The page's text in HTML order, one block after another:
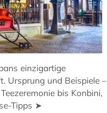
einzigartige
Ursprung und Beispiele –
bis Konbini,
Tipps ➤